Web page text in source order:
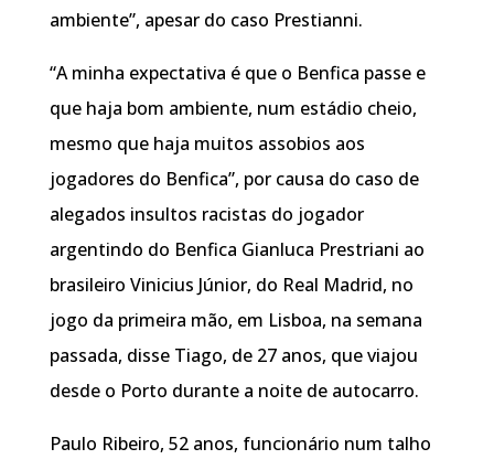
ambiente”, apesar do caso Prestianni.
“A minha expectativa é que o Benfica passe e
que haja bom ambiente, num estádio cheio,
mesmo que haja muitos assobios aos
jogadores do Benfica”, por causa do caso de
alegados insultos racistas do jogador
argentindo do Benfica Gianluca Prestriani ao
brasileiro Vinicius Júnior, do Real Madrid, no
jogo da primeira mão, em Lisboa, na semana
passada, disse Tiago, de 27 anos, que viajou
desde o Porto durante a noite de autocarro.
Paulo Ribeiro, 52 anos, funcionário num talho